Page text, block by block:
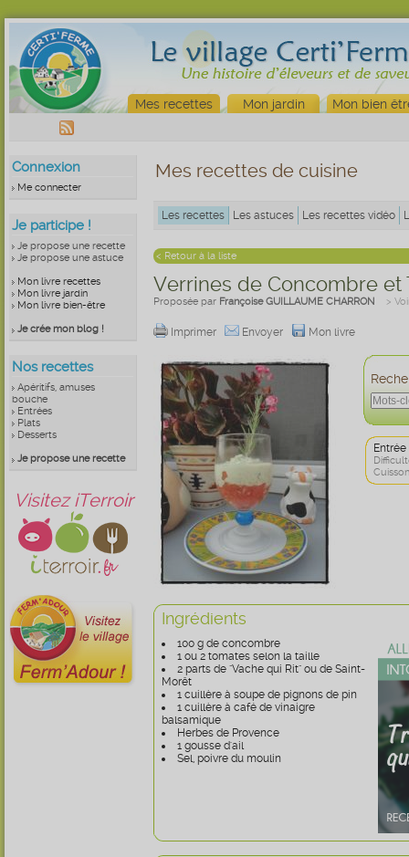
Mes recettes Mon jardin Mon bien
Connexion
Me connecter
Je participe !
Je propose une recette
Je propose une astuce
Mon livre recettes
Mon livre jardin
Mon livre bien-être
Je crée mon blog !
Nos recettes
Apéritifs, amuses
bouche
Entrées
Plats
Desserts
Je propose une recette
Visitez iTerroir
Mes recettes de cuisine
Les recettes Les astuces Les recettes vidéo
< Retour à la liste
Verrines de Concombre et
Proposée par Françoise GUILLAUME CHARRON >
Imprimer Envoyer Mon livre
Entrée
Ingrédients
100 g de concombre
1 ou 2 tomates selon la taille
2 parts de "Vache qui Rit" ou de Saint-
Morêt
1 cuillère à soupe de pignons de pin
1 cuillère à café de vinaigre
balsamique
Herbes de Provence
1 gousse d'ail
Sel, poivre du moulin